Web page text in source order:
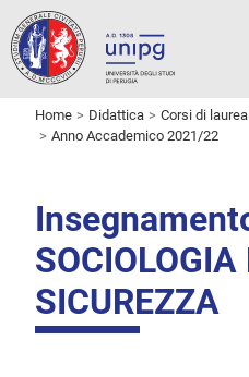
Home Didattica Corsi di
Anno Accademico 2021/22
SOCIOLOGIA
SICUREZZA